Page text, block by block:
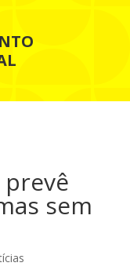
prevê
sem